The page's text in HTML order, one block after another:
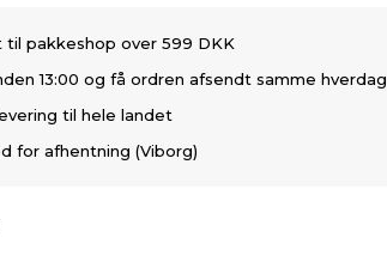
til pakkeshop over 599 DKK
13:00 og få ordren afsendt samme hverdag
til hele landet
for afhentning (Viborg)